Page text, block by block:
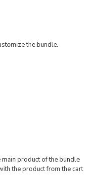
the bundle.
main product of the bundle
the product from the cart